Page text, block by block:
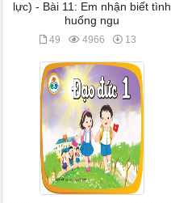
lực) - Bài 11: Em nhận biết tình
huống ngu
49 4966 13